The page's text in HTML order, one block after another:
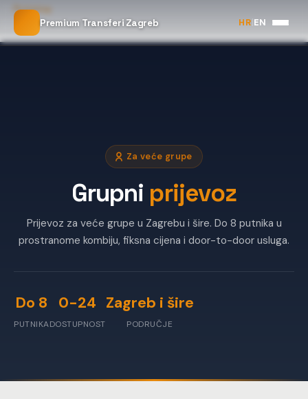
Premium Transferi Zagreb HR|EN
Početna
Grupni prijevoz
Za veće grupe
Grupni prijevoz
Prijevoz za veće grupe u Zagrebu i šire. Do 8 putnika u
prostranome kombiju, fiksna cijena i door-to-door usluga.
Do 8
PUTNIKA
0-24
DOSTUPNOST
Zagreb i šire
PODRUČJE